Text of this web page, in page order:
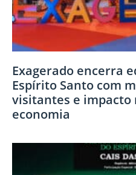
Exagerado encerra
Espírito Santo com
visitantes e
economia